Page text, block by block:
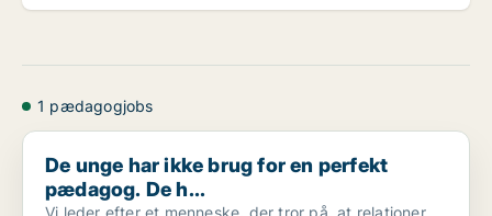
1 pædagogjobs
De unge har ikke brug for en perfekt pædagog. De h...
De unge har ikke brug for en perfekt
pædagog. De h...